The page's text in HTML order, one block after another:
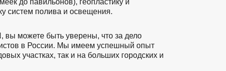
систем полива и освещения.
вы можете быть уверены, что за дело
в России. Мы имеем успешный опыт
участках, так и на больших городских и